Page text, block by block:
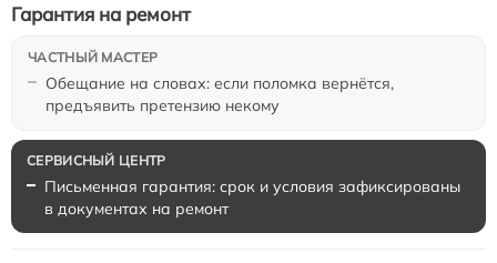
Обещание на словах: если поломка вернётся,
предъявить претензию некому
Гарантия на ремонт
Письменная гарантия: срок и условия зафиксированы
в документах на ремонт